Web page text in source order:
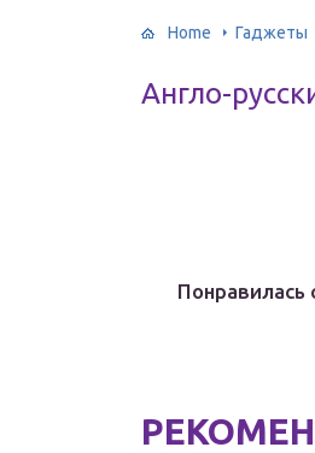
Home Гаджеты
Англо-
Понравилась